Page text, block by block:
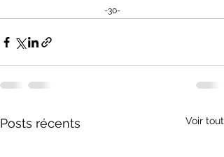
-30-
Posts récents Voir tout